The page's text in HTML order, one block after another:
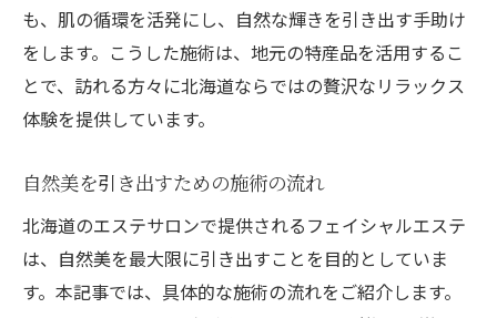
フェイシャルエステで自信を持つ
肌の再生機能を高める施術
エステがもたらす精神的なリフレッシュ
美しさを維持するための習慣
も、肌の循環を活発にし、自然な輝きを引き出す手助け
をします。こうした施術は、地元の特産品を活用するこ
とで、訪れる方々に北海道ならではの贅沢なリラックス
体験を提供しています。
自然美を引き出すための施術の流れ
北海道のエステサロンで提供されるフェイシャルエステ
は、自然美を最大限に引き出すことを目的としていま
す。本記事では、具体的な施術の流れをご紹介します。